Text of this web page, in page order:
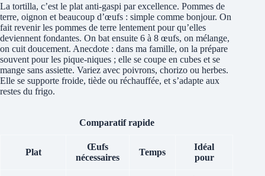
La tortilla, c’est le plat anti-gaspi par excellence. Pommes de
terre, oignon et beaucoup d’œufs : simple comme bonjour. On
fait revenir les pommes de terre lentement pour qu’elles
deviennent fondantes. On bat ensuite 6 à 8 œufs, on mélange,
on cuit doucement. Anecdote : dans ma famille, on la prépare
souvent pour les pique-niques ; elle se coupe en cubes et se
mange sans assiette. Variez avec poivrons, chorizo ou herbes.
Elle se supporte froide, tiède ou réchauffée, et s’adapte aux
restes du frigo.
Comparatif rapide
Plat
Œufs
nécessaires
Temps
Idéal
pour